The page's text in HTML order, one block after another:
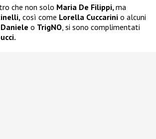
che non solo Maria De Filippi, ma
così come Lorella Cuccarini o alcuni
Daniele o TrigNO , si sono complimentati